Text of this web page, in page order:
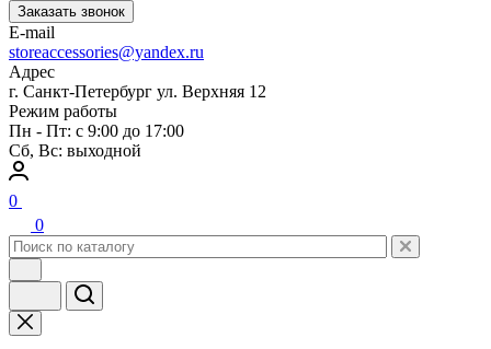
Заказать звонок
E-mail
storeaccessories@yandex.ru
Адрес
г. Санкт-Петербург ул. Верхняя 12
Режим работы
Пн - Пт: с 9:00 до 17:00
Сб, Вс: выходной
0
0